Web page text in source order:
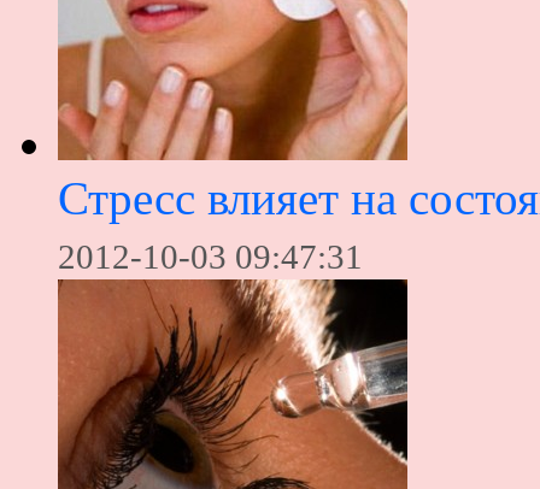
Стресс влияет на
2012-10-03 09:47:31